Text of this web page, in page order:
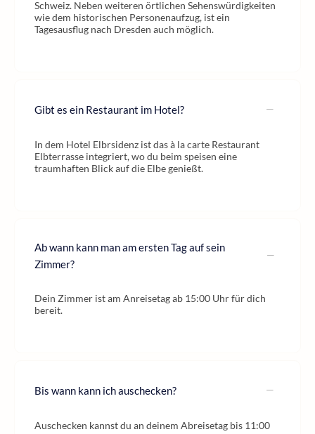
Schweiz. Neben weiteren örtlichen Sehenswürdigkeiten
wie dem historischen Personenaufzug, ist ein
Tagesausflug nach Dresden auch möglich.
Gibt es ein Restaurant im Hotel?
In dem Hotel Elbrsidenz ist das à la carte Restaurant
Elbterrasse integriert, wo du beim speisen eine
traumhaften Blick auf die Elbe genießt.
Ab wann kann man am ersten Tag auf sein
Zimmer?
Dein Zimmer ist am Anreisetag ab 15:00 Uhr für dich
bereit.
Bis wann kann ich auschecken?
Auschecken kannst du an deinem Abreisetag bis 11:00